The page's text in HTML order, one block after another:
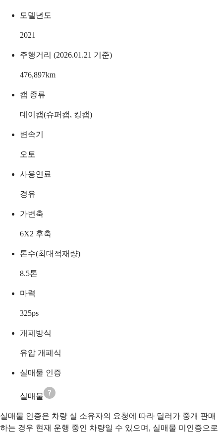
모델년도
2021
주행거리 (2026.01.21 기준)
476,897km
캡 종류
데이캡(슈퍼캡, 킹캡)
변속기
오토
사용연료
경유
가변축
6X2 후축
톤수(최대적재량)
8.5톤
마력
325ps
개폐방식
유압 개폐식
실매물 인증
실매물
실매물 인증은 차량 실 소유자의 요청에 따라 딜러가 중개 판매
하는 경우 현재 운행 중인 차량일 수 있으며, 실매물 미인증으로